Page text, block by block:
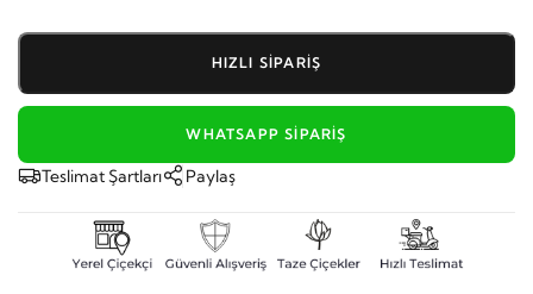
HIZLI SIPARIŞ
WHATSAPP SIPARIŞ
Teslimat Şartları Paylaş